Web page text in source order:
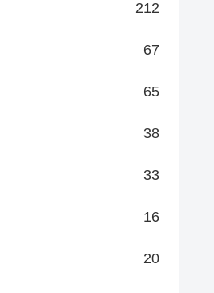
212
67
65
38
33
16
20